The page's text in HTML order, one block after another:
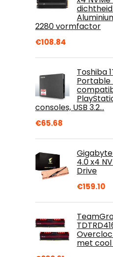
dichtheid
2280 vormfactor
€108.84
Toshiba
Portable
consoles, USB 3.2…
€65.68
Gigabyte
4.0 x4
Drive
€159.10
met cool